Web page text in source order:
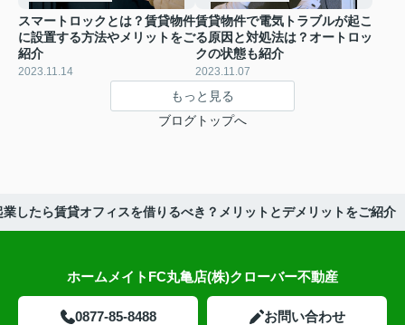
スマートロックとは？賃貸物件
に設置する方法やメリットをご
紹介
2023.11.14
賃貸物件で電気トラブルが起こ
る原因と対処法は？オートロッ
クの状態も紹介
2023.11.07
もっと見る
ブログトップへ
業したら賃貸オフィスを借りるべき？メリットとデメリットをご紹介
ホームメイトFC丸亀店(株)クローバー不動産
0877-85-8488 お問い合わせ